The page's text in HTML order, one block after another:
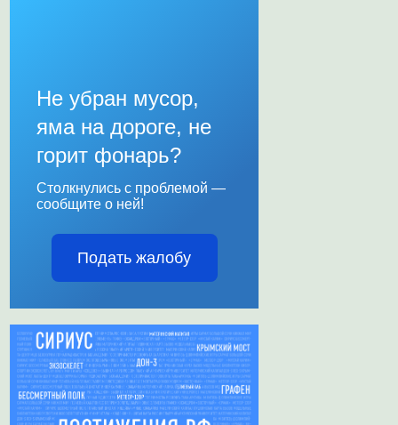
Не убран мусор,
яма на дороге, не
горит фонарь?
Столкнулись с проблемой —
сообщите о ней!
Подать жалобу